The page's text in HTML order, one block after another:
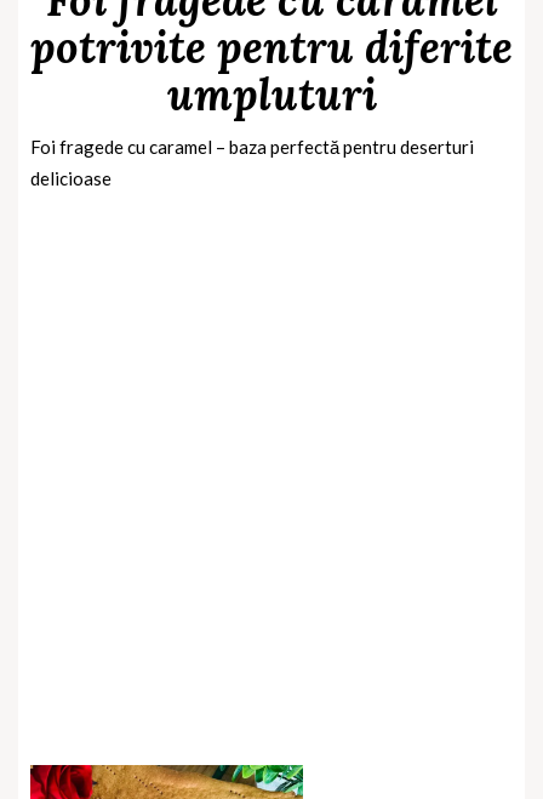
potrivite pentru diferite
umpluturi
Foi fragede cu caramel – baza perfectă pentru deserturi
delicioase